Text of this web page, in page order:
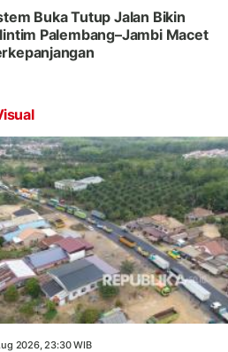
Buka Tutup Jalan Bikin
Palembang–Jambi Macet
2026, 23:30 WIB